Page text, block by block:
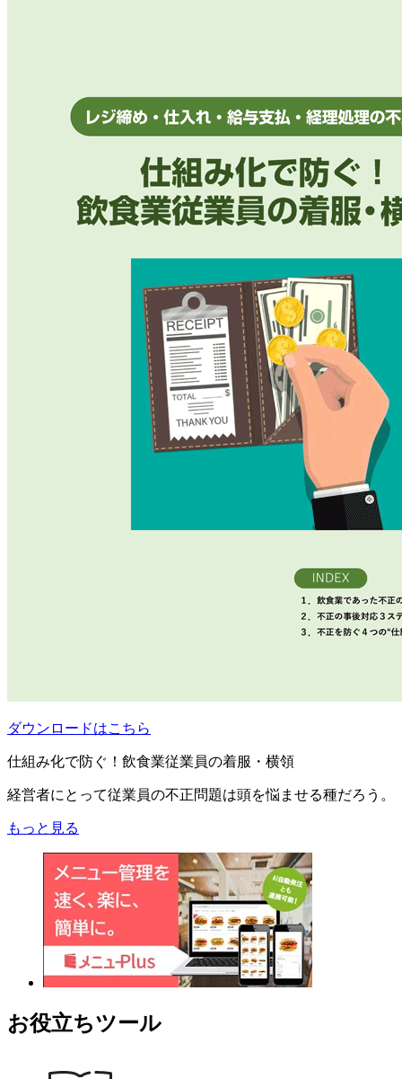
ダウンロードはこちら
仕組み化で防ぐ！飲食業従業員の着服・横領
経営者にとって従業員の不正問題は頭を悩ませる種だろう。
もっと見る
お役立ちツール